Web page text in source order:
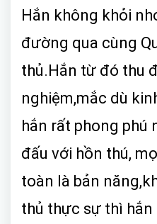
Hắn không khỏi
đường qua cùng
thủ.Hắn từ đó thu
nghiệm,mắc dù
hắn rất phong phú
đấu với hồn thú,
toàn là bản
thủ thực sự thì hắn